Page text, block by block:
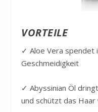
VORTEILE
✓ Aloe Vera spendet
Geschmeidigkeit
✓ Abyssinian Öl
und schützt das Haar